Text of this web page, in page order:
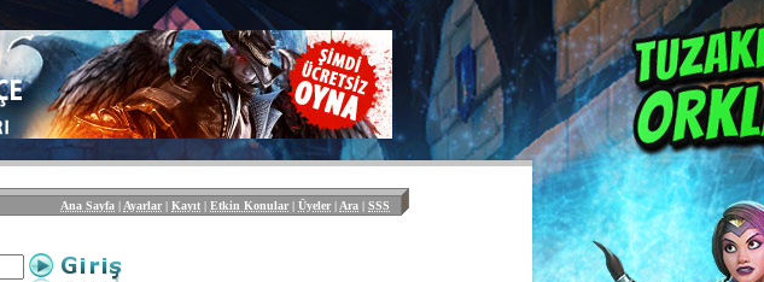
Ana Sayfa | Ayarlar | Kayıt | Etkin Konular | Üyeler | Ara | SSS